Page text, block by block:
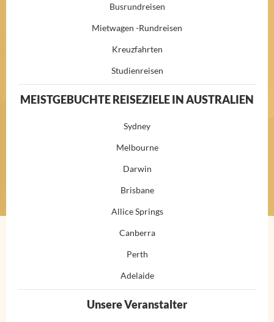
Busrundreisen
Mietwagen -Rundreisen
Kreuzfahrten
Studienreisen
MEISTGEBUCHTE REISEZIELE IN AUSTRALIEN
Sydney
Melbourne
Darwin
Brisbane
Allice Springs
Canberra
Perth
Adelaide
Unsere Veranstalter